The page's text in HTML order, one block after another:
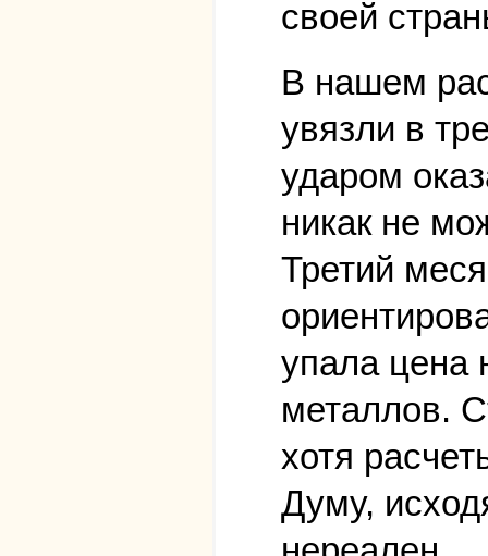
своей
В нашем
увязли в
ударом
никак не
Третий
упала цена
металлов.
хотя
Думу,